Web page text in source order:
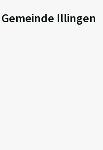
Gemeinde Illingen